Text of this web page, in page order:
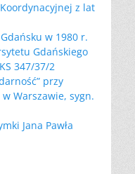
z lat
w 1980 r.
Gdańskiego
347/37/2
przy
Warszawie, sygn.
Jana Pawła